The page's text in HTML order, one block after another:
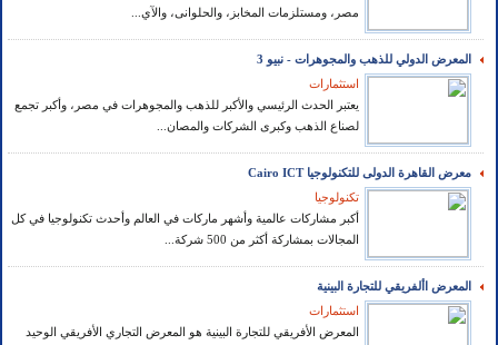
مصر، ومستلزمات المخابز، والحلوانى، والآي...
المعرض الدولي للذهب والمجوهرات - نبيو 3
استثمارات
يعتبر الحدث الرئيسي والأكبر للذهب والمجوهرات في مصر، وأكبر تجمع
لصناع الذهب وكبرى الشركات والمصان...
معرض القاهرة الدولى للتكنولوجيا Cairo ICT
تكنولوجيا
أكبر مشاركات عالمية وأشهر ماركات في العالم وأحدث تكنولوجيا في كل
المجالات بمشاركة أكثر من 500 شركة...
المعرض األفريقي للتجارة البينية
استثمارات
المعرض الأفريقي للتجارة البينية هو المعرض التجاري الأفريقي الوحيد